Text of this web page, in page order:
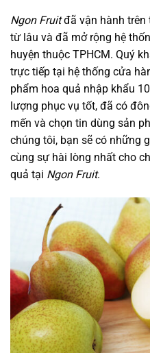
Ngon Fruitđã vận hành trên
từ lâu và đã mở rộng hệ
huyện thuộc TPHCM. Quý
trực tiếp tại hệ thống cửa
phẩm hoa quả nhập khẩu
lượng phục vụ tốt, đã có
mến và chọn tin dùng sản
chúng tôi, bạn sẽ có những
cùng sự hài lòng nhất cho
quả tại Ngon Fruit.